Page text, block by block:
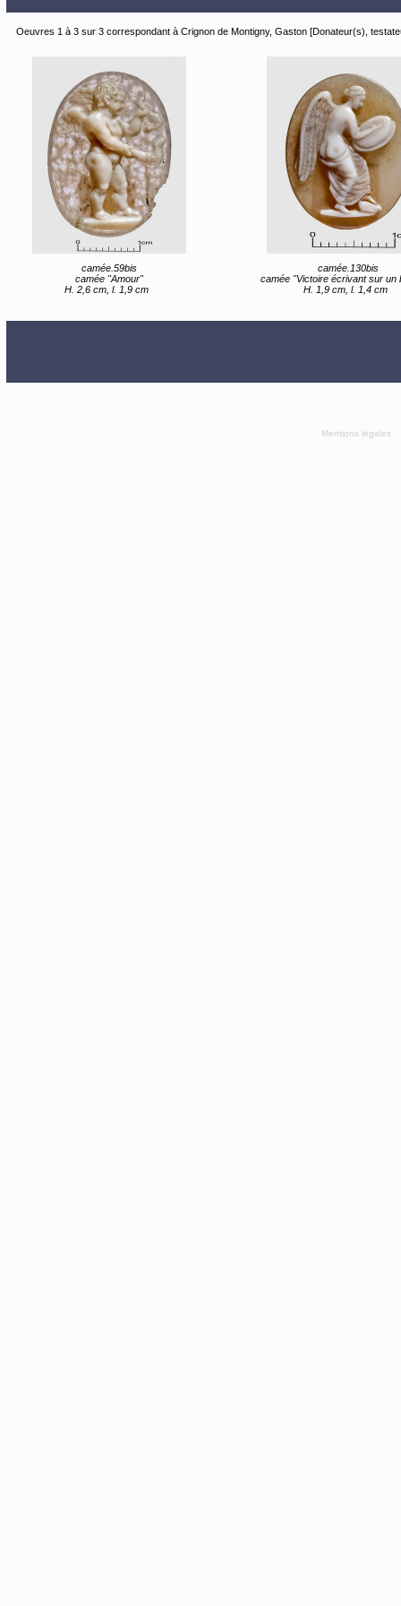
Oeuvres 1 à 3 sur 3 correspondant à Crignon de Montigny, Gaston [Donateur(s),
camée.59bis
camée "Amour"
H. 2,6 cm, l. 1,9 cm
camée.130bis
camée "Victoire écrivant sur un
H. 1,9 cm, l. 1,4 cm
Mentions légales